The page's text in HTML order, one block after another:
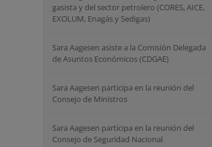
gasista y del sector petrolero (CORES, AICE, ⁠
EXOLUM, Enagás y Sedigas)
Sara Aagesen asiste a la Comisión Delegada
de Asuntos Económicos (CDGAE)
Sara Aagesen participa en la reunión del
Consejo de Ministros
Sara Aagesen participa en la reunión del
Consejo de Seguridad Nacional